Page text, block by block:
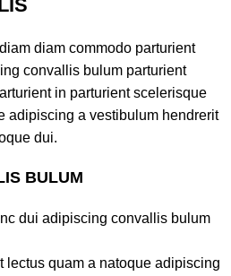
diam commodo parturient
convallis bulum parturient
in parturient scelerisque
adipiscing a vestibulum hendrerit
dui.
BULUM
dui adipiscing convallis bulum
lectus quam a natoque adipiscing